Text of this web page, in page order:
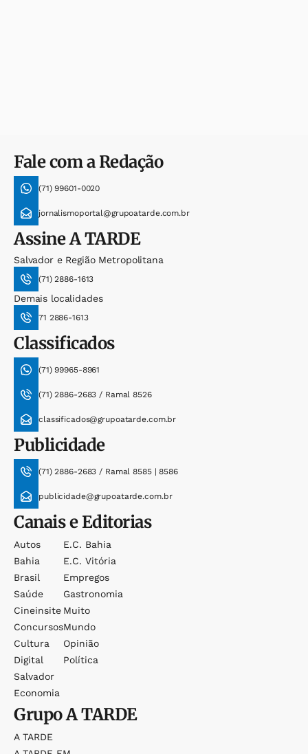
Fale com a Redação
(71) 99601-0020
jornalismoportal@grupoatarde.com.br
AssineA TARDE
Salvador e Região Metropolitana
(71) 2886-1613
Demais localidades
71 2886-1613
Classificados
(71) 99965-8961
(71) 2886-2683 / Ramal 8526
classificados@grupoatarde.com.br
Publicidade
(71) 2886-2683 / Ramal 8585 | 8586
publicidade@grupoatarde.com.br
Canais e Editorias
Autos
Bahia
Brasil
Saúde
Cineinsite
Concursos
Cultura
Digital
Salvador
Economia
E.c. Bahia
E.c. Vitória
Empregos
Gastronomia
Muito
Mundo
Opinião
Política
GrupoA TARDE
A TARDE